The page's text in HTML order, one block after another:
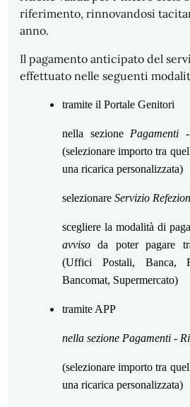
riferimento, rinnovandosi
anno.
Il pagamento anticipato del
effettuato nelle seguenti
tramite il Portale Genitori
nella sezione Pagamenti
(selezionare importo tra
una ricarica personalizzata)
selezionare Servizio
scegliere la modalità di
avvisoda poter pagare
(Uffici Postali, Banca,
Bancomat, Supermercato)
tramite APP
nella sezione Pagamenti -
(selezionare importo tra
una ricarica personalizzata)